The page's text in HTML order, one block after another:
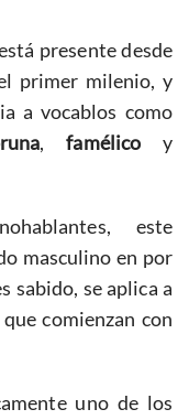
presente desde
primer milenio, y
a vocablos como
,famélico y
este
masculino en por
sabido, se aplica a
comienzan con
uno de los